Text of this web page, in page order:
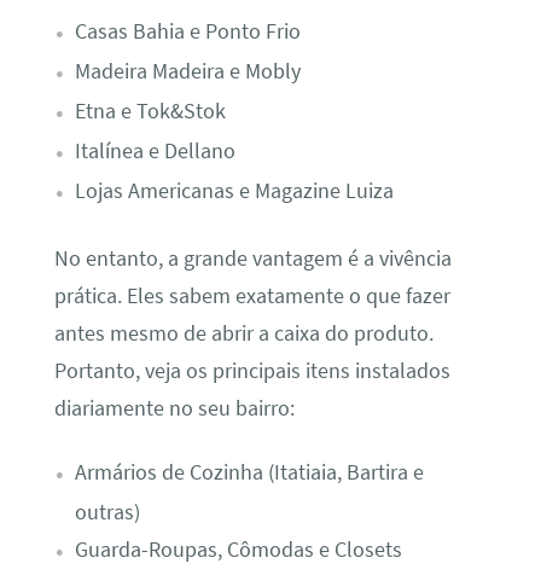
Casas Bahia e Ponto Frio
Madeira Madeira e Mobly
Etna e Tok&Stok
Italínea e Dellano
Lojas Americanas e Magazine Luiza
No entanto, a grande vantagem é a vivência
prática. Eles sabem exatamente o que fazer
antes mesmo de abrir a caixa do produto.
Portanto, veja os principais itens instalados
diariamente no seu bairro:
Armários de Cozinha (Itatiaia, Bartira e
outras)
Guarda-Roupas, Cômodas e Closets